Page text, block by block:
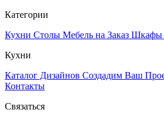
Категории
Кухни Столы Мебель на Заказ Шкафы
Кухни
Каталог Дизайнов Создадим Ваш
Контакты
Связаться